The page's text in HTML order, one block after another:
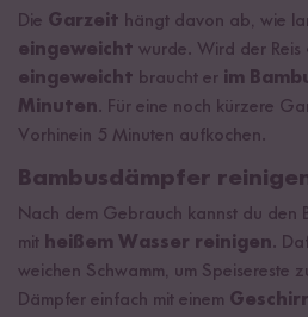
Die Garzeit hängt davon ab, wie
eingeweicht wurde. Wird der Reis
eingeweicht braucht er im
Minuten. Für eine noch kürzere
Vorhinein 5 Minuten aufkochen.
Bambusdämpfer
Nach dem Gebrauch kannst du den
mit heißem Wasser reinigen.
weichen Schwamm, um Speisereste
Dämpfer einfach mit einem